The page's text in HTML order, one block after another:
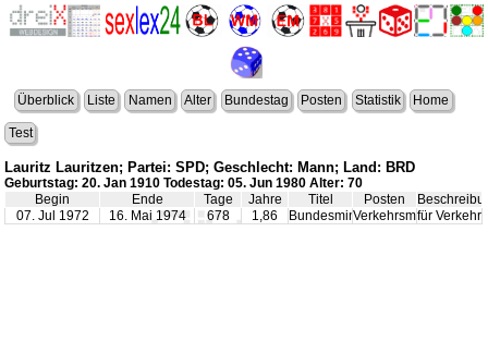
Überblick Liste Namen Alter Bundestag Posten Statistik Home
Test
Lauritz Lauritzen; Partei: SPD; Geschlecht: Mann; Land: BRD
Geburtstag: 20. Jan 1910 Todestag: 05. Jun 1980 Alter: 70
Begin
Ende Tage Jahre Titel Posten
07. Jul 1972
16. Mai 1974 678 1,86 BundesministerVerkehrsminister
für Verkehr